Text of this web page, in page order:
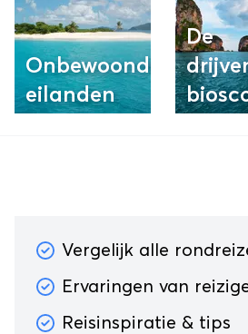
Onbewoonde
eilanden
De
Vergelijk alle
Ervaringen van
Reisinspiratie & tips